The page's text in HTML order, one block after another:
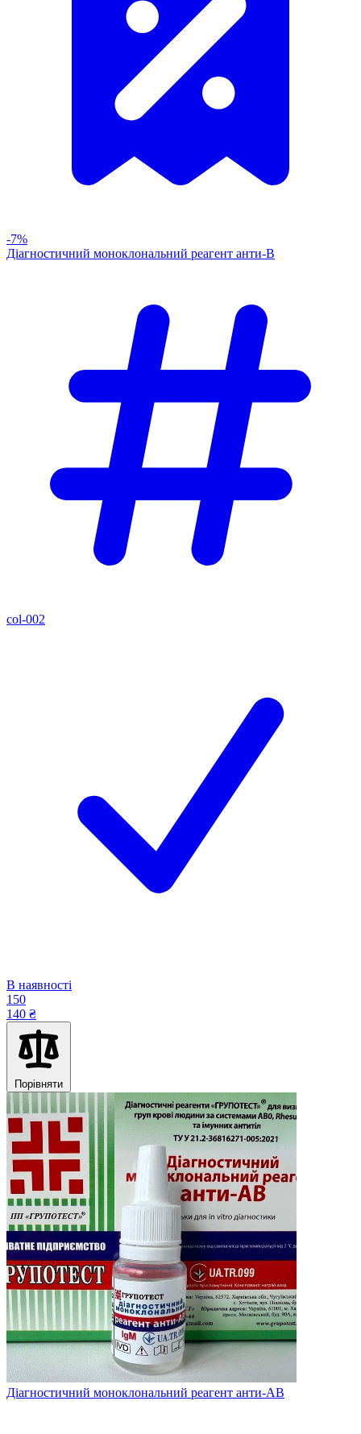
-7%
Діагностичний моноклональний реагент анти-В
col-002
В наявності
150
140 ₴
Порівняти
Діагностичний моноклональний реагент анти-АВ